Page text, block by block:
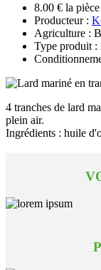
8.00 € la pièce
Producteur :
Agriculture :
Type produit :
4 tranches de lard
plein air.
Ingrédients : huile
EN